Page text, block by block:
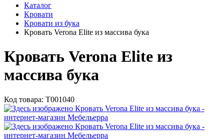
Каталог
Кровати
Кровати из бука
Кровать Verona Elite из массива бука
Кровать Verona Elite из
массива бука
Код товара: Т001040